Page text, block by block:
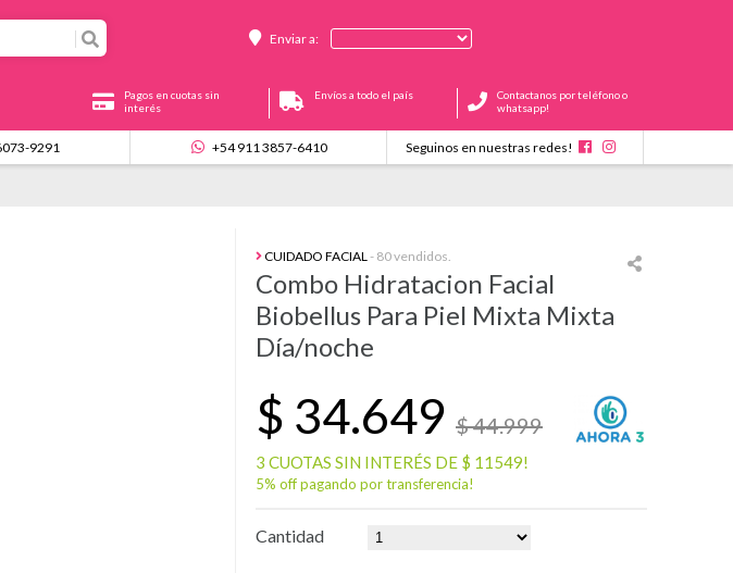
Enviar a:
Pagos en cuotas sin
interés
Envíos a todo el país
Contactanos por teléfono o
whatsapp!
9291 +54 911 3857-6410 Seguinos en nuestras redes!
CUIDADO FACIAL- 80 vendidos.
Combo Hidratacion Facial
Biobellus Para Piel Mixta Mixta
Día/noche
$ 34.649 $ 44.999
3 CUOTAS SIN INTERÉS DE $ 11549!
5% off pagando por transferencia!
Cantidad